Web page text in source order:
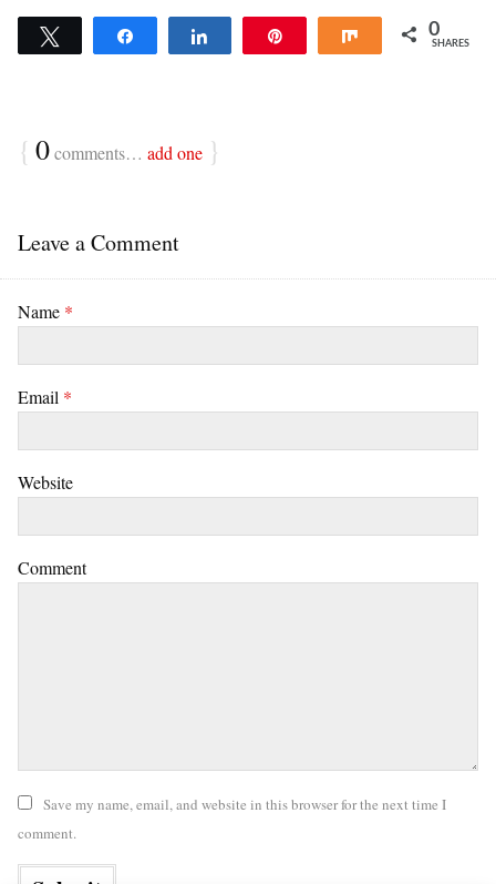
Share 0
SHARES
{ 0comments… add one }
Leave a Comment
Name *
Email *
Website
Comment
Save my name, email, and website in this browser for the next time I
comment.